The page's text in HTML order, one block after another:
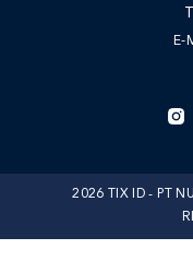
E-
2026 TIX ID - PT